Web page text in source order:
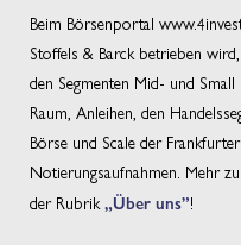
Beim Börsenportal
Stoffels & Barck betrieben
den Segmenten Mid- und
Raum, Anleihen, den
Börse und Scale der
Notierungsaufnahmen. Mehr zu
der Rubrik „Über uns”!